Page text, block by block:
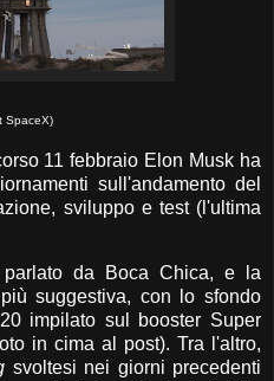
SpaceX)
11 febbraio Elon Musk ha
sull'andamento del
sviluppo e test (l'ultima
da Boca Chica, e la
suggestiva, con lo sfondo
impilato sul booster Super
in cima al post). Tra l'altro,
svoltesi nei giorni precedenti